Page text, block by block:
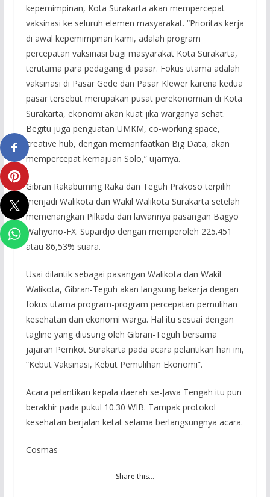
kepemimpinan, Kota Surakarta akan mempercepat
vaksinasi ke seluruh elemen masyarakat. “Prioritas kerja
di awal kepemimpinan kami, adalah program
percepatan vaksinasi bagi masyarakat Kota Surakarta,
terutama para pedagang di pasar. Fokus utama adalah
vaksinasi di Pasar Gede dan Pasar Klewer karena kedua
pasar tersebut merupakan pusat perekonomian di Kota
Surakarta, ekonomi akan kuat jika warganya sehat.
Begitu juga penguatan UMKM, co-working space,
creative hub, dengan memanfaatkan Big Data, akan
mempercepat kemajuan Solo,” ujarnya.
Gibran Rakabuming Raka dan Teguh Prakoso terpilih
menjadi Walikota dan Wakil Walikota Surakarta setelah
memenangkan Pilkada dari lawannya pasangan Bagyo
Wahyono-FX. Supardjo dengan memperoleh 225.451
atau 86,53% suara.
Usai dilantik sebagai pasangan Walikota dan Wakil
Walikota, Gibran-Teguh akan langsung bekerja dengan
fokus utama program-program percepatan pemulihan
kesehatan dan ekonomi warga. Hal itu sesuai dengan
tagline yang diusung oleh Gibran-Teguh bersama
jajaran Pemkot Surakarta pada acara pelantikan hari ini,
“Kebut Vaksinasi, Kebut Pemulihan Ekonomi”.
Acara pelantikan kepala daerah se-Jawa Tengah itu pun
berakhir pada pukul 10.30 WIB. Tampak protokol
kesehatan berjalan ketat selama berlangsungnya acara.
Cosmas
Share this…